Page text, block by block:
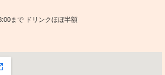
まで ドリンクほぼ半額